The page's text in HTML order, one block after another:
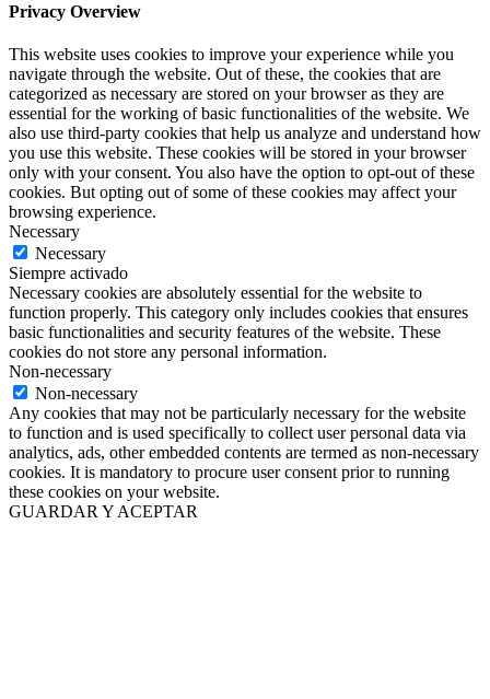
Privacy Overview
This website uses cookies to improve your experience while you
navigate through the website. Out of these, the cookies that are
categorized as necessary are stored on your browser as they are
essential for the working of basic functionalities of the website. We
also use third-party cookies that help us analyze and understand how
you use this website. These cookies will be stored in your browser
only with your consent. You also have the option to opt-out of these
cookies. But opting out of some of these cookies may affect your
browsing experience.
Necessary
Necessary
Siempre activado
Necessary cookies are absolutely essential for the website to
function properly. This category only includes cookies that ensures
basic functionalities and security features of the website. These
cookies do not store any personal information.
Non-necessary
Non-necessary
Any cookies that may not be particularly necessary for the website
to function and is used specifically to collect user personal data via
analytics, ads, other embedded contents are termed as non-necessary
cookies. It is mandatory to procure user consent prior to running
these cookies on your website.
GUARDAR Y ACEPTAR